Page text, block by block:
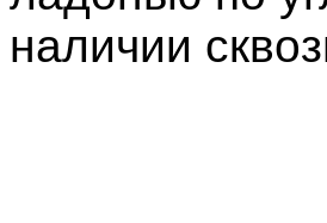
наличии